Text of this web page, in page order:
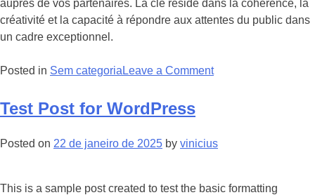
auprès de vos partenaires. La clé réside dans la cohérence, la
créativité et la capacité à répondre aux attentes du public dans
un cadre exceptionnel.
Posted in Sem categoria Leave a Commenton
client
Test Post for WordPress
Posted on 22 de janeiro de 2025 by vinicius
This is a sample post created to test the basic formatting